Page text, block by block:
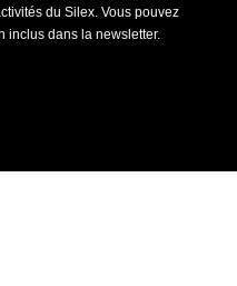
du Silex. Vous pouvez
inclus dans la newsletter.